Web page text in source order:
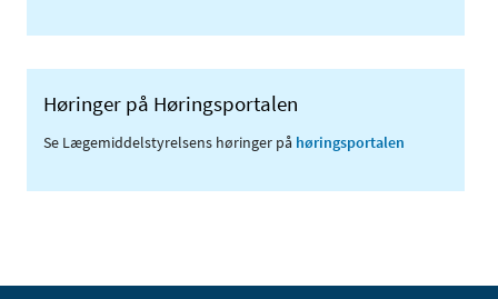
Høringer på Høringsportalen
Se Lægemiddelstyrelsens høringer på høringsportalen